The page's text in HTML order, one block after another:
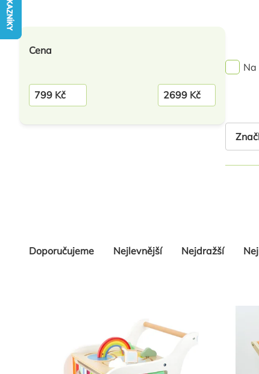
Řazení
Doporučujeme Nejlevnější Nejdražší
Cena
799 Kč 2699 Kč
Na
Výpis